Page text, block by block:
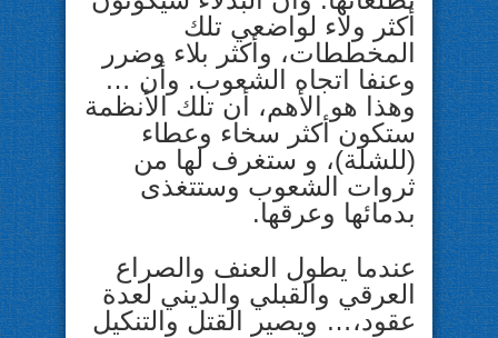
أكثر ولاء لواضعي تلك
المخططات، وأكثر بلاء وضرر
وعنفا اتجاه الشعوب. وأن …
وهذا هو الأهم، أن تلك الأنظمة
ستكون أكثر سخاء وعطاء
(للشلة)، و ستغرف لها من
ثروات الشعوب وستتغذى
بدمائها وعرقها.
عندما يطول العنف والصراع
العرقي والقبلي والديني لعدة
عقود،… ويصير القتل والتنكيل